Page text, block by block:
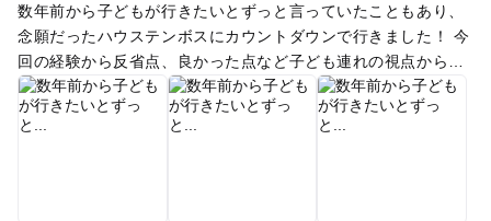
券をもらう段階で人数分のパスポートの提示が必要でした。無
人島は蚊が多かったので虫除け必須です。
数年前から子どもが行きたいとずっと言っていたこともあり、
念願だったハウステンボスにカウントダウンで行きました！ 今
回の経験から反省点、良かった点など子ども連れの視点からま
とめます^_^ 【良かった点】 ・広い、と聞いていたハウステン
ボス。1日では回りきれないだろうと2DAYパス購入を決めてい
た。事前の調べでネットでは2DAYパスは買えないこと、チケッ